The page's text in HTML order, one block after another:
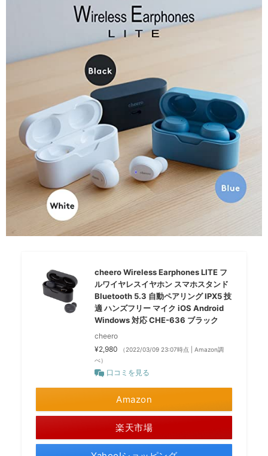
cheero Wireless Earphones LITE フ
ルワイヤレスイヤホン スマホスタンド
Bluetooth 5.3 自動ペアリング IPX5 技
適 ハンズフリー マイク iOS Android
Windows 対応 CHE-636 ブラック
cheero
¥2,980
（2022/03/09 23:07時点 | Amazon調
べ）
口コミを見る
Amazon
楽天市場